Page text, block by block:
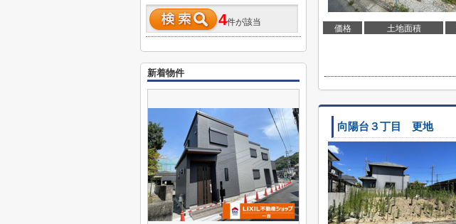
価格 土地面積
向陽台３丁目 更地
4件が該当
新着物件